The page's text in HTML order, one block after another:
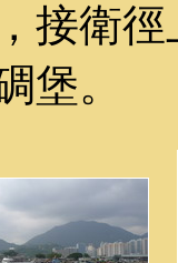
接衛
堡。